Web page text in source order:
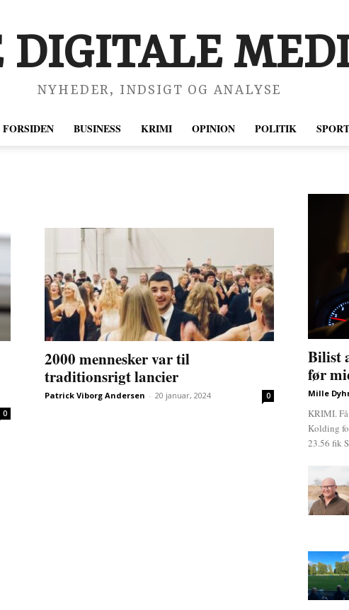
DIGITALE
NYHEDER, INDSIGT OG ANALYSE
FORSIDEN BUSINESS KRIMI OPINION POLITIK SPORT
0
2000 mennesker var til
traditionsrigt lancier
Patrick Viborg Andersen - 20 januar, 2024 0
Bilist
før
Mille
KRIMI.
Kolding
23.56 fik